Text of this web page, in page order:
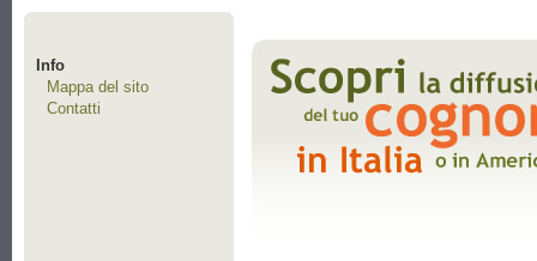
Info
Mappa del sito
Contatti